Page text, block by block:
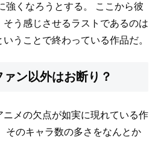
強くなろうとする。
ここから彼
う感じさせるラストであるのは
うことで終わっている作品だ。
ン以外はお断り？
メの欠点が如実に現れている作
そのキャラ数の多さをなんとか